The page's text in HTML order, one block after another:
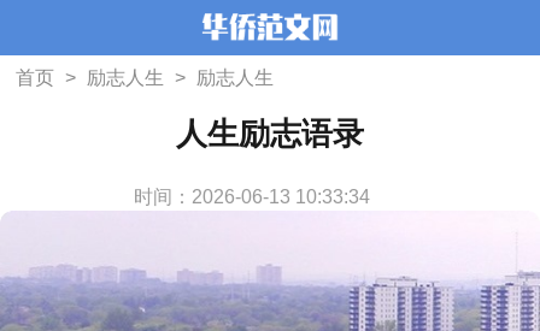
首页 > 励志人生 > 励志人生
人生励志语录
时间：2026-06-13 10:33:34